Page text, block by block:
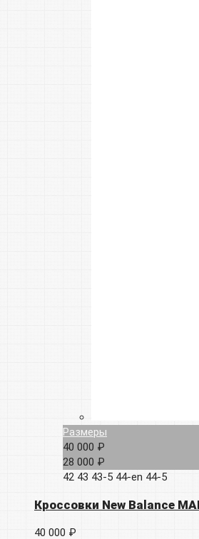
Размеры
40 000 ₽
28 000 ₽
42 43 43-544-en 44-5
Кроссовки New Balance
40 000 ₽